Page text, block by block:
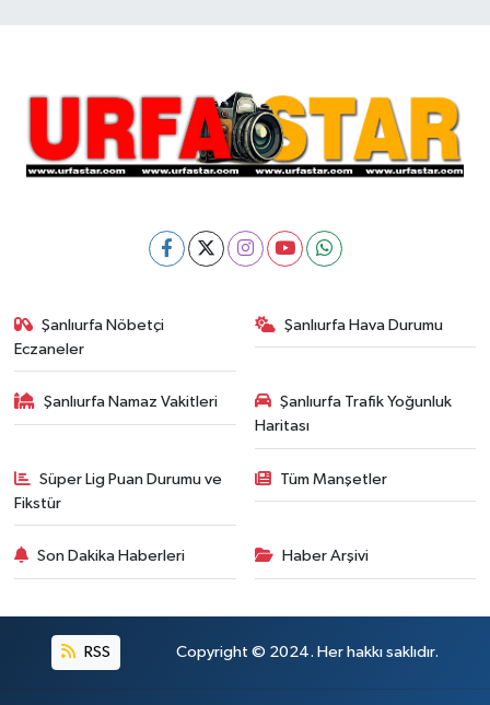
Şanlıurfa Nöbetçi
Eczaneler
Şanlıurfa Hava Durumu
Şanlıurfa Namaz Vakitleri
Şanlıurfa Trafik Yoğunluk
Haritası
Süper Lig Puan Durumu ve
Fikstür
Tüm Manşetler
Son Dakika Haberleri Haber Arşivi
RSS Copyright © 2024. Her hakkı saklıdır.